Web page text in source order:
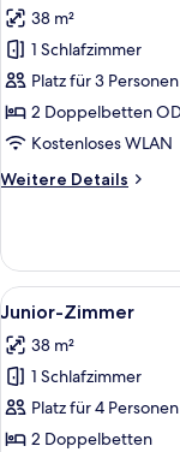
Premium-
Zimmer,
Meerseite
(Superior)
anzeigen
38 m²
1 Schlafzimmer
Platz für 3 Personen
2 Doppelbetten
Kostenloses WLAN
Weitere Details
Weitere
Zimmer,
Meerseite
(Superior)
Alle
Fotos
für
Junior-
Zimmer
anzeigen
4
Junior-Zimmer
38 m²
1 Schlafzimmer
Platz für 4 Personen
2 Doppelbetten